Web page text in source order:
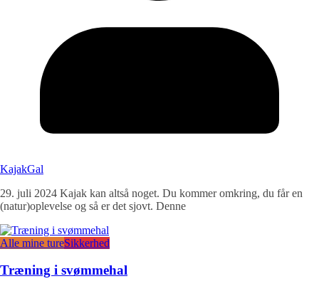
KajakGal
29. juli 2024 Kajak kan altså noget. Du kommer omkring, du får en
(natur)oplevelse og så er det sjovt. Denne
Alle mine tureSikkerhed
Træning i svømmehal